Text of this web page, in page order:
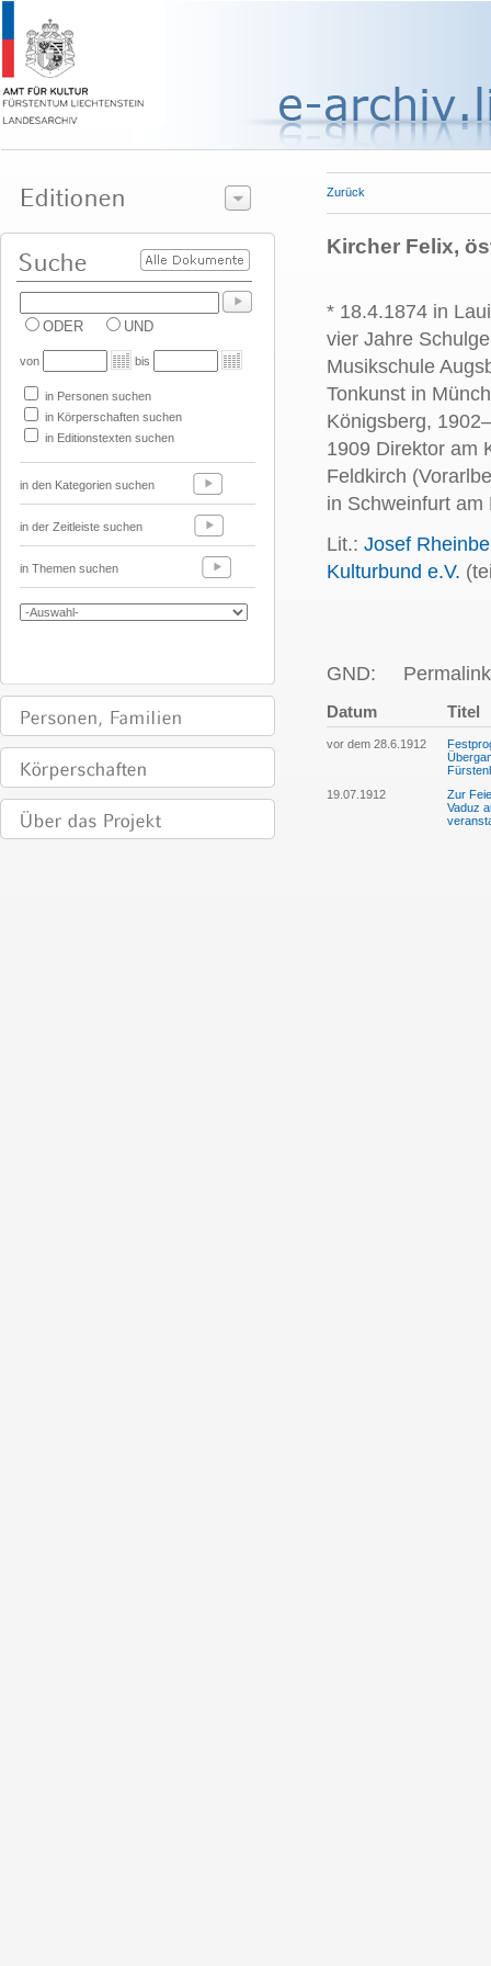
ODER UND
von bis
in Personen suchen
in Körperschaften suchen
in Editionstexten suchen
in den Kategorien suchen
in der Zeitleiste suchen
in Themen suchen
Zurück
Kircher Felix,
* 18.4.1874 in
vier Jahre
Musikschule
Tonkunst in
Königsberg,
1909 Direktor am
Feldkirch
in Schweinfurt am
Lit.: Josef
Kulturbund e.V.
GND:
Datum Titel
vor dem 28.6.1912
19.07.1912
Zur
Vaduz